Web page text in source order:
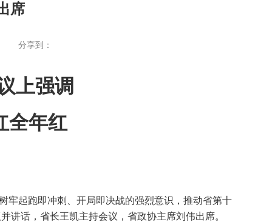
席
分享到：
上强调
全年红
起跑即冲刺、开局即决战的强烈意识，推动省第十
讲话，省长王凯主持会议，省政协主席刘伟出席。